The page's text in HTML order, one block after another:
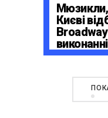
Мюзикли,
Києві